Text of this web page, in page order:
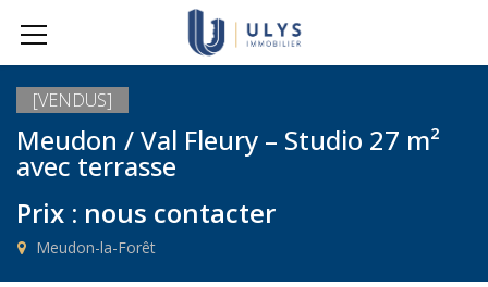
[VENDUS]
Meudon / Val Fleury – Studio 27 m²
avec terrasse
Prix : nous contacter
Meudon-la-Forêt